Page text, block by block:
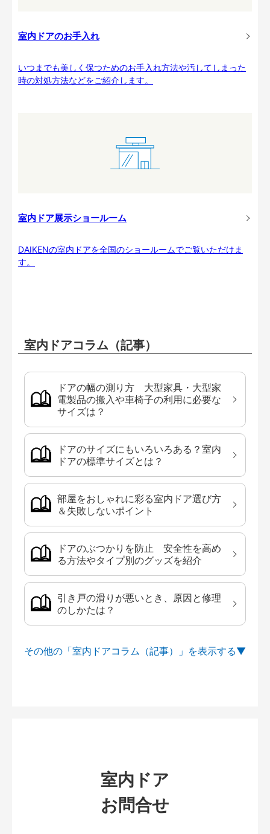
室内ドアのお手入れ
いつまでも美しく保つためのお手入れ方法や汚してしまった
時の対処方法などをご紹介します。
室内ドア展示ショールーム
DAIKENの室内ドアを全国のショールームでご覧いただけま
す。
室内ドアコラム（記事）
ドアの幅の測り方 大型家具・大型家
電製品の搬入や車椅子の利用に必要な
サイズは？
ドアのサイズにもいろいろある？室内
ドアの標準サイズとは？
部屋をおしゃれに彩る室内ドア選び方
＆失敗しないポイント
ドアのぶつかりを防止 安全性を高め
る方法やタイプ別のグッズを紹介
引き戸の滑りが悪いとき、原因と修理
のしかたは？
その他の「室内ドアコラム（記事）」を
室内ドア
お問合せ